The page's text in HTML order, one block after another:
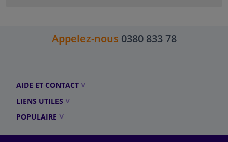
Appelez-nous 0380 833 78
AIDE ET CONTACT
LIENS UTILES
POPULAIRE